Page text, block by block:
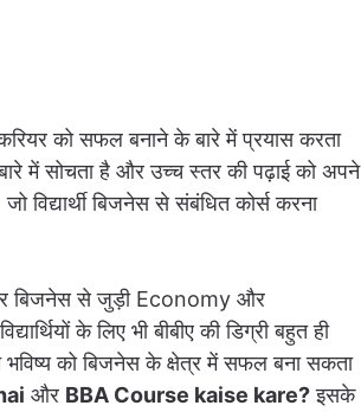
करियर को सफल बनाने के बारे में प्रयास करता
में सोचता है और उच्च स्तर की पढ़ाई को अपने
विद्यार्थी बिजनेस से संबंधित कोर्स करना
और बिजनेस से जुड़ी Economy और
के लिए भी बीबीए की डिग्री बहुत ही
भविष्य को बिजनेस के क्षेत्र में सफल बना सकता
और BBA Course kaise kare?इसके